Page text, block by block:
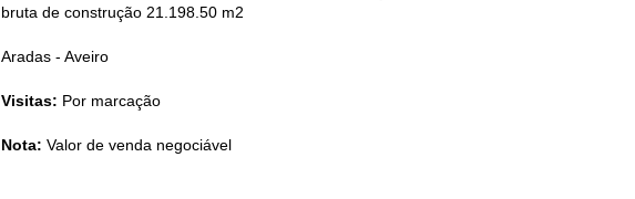
bruta de construção 21.198.50 m2
Aradas - Aveiro
Visitas: Por marcação
Nota: Valor de venda negociável